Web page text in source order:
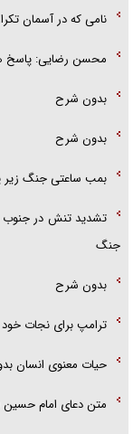
نامی که در آسمان
محسن رضایی: پاسخ
بدون شرح
بدون شرح
بمب ساعتی جنگ زیر
تشدید تنش در جنوب
جنگ
بدون شرح
ترامپ برای نجات
حیات معنوی انسان
متن دعای امام حسین